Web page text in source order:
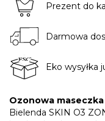
Prezent do
Darmowa
Eko wysyłka
Ozonowa
Bielenda SKIN O3